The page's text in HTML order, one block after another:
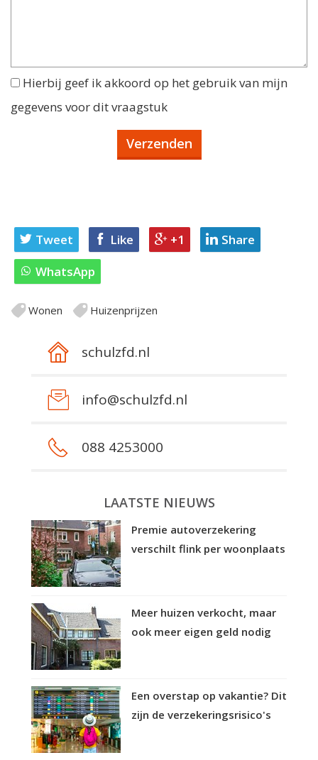
Hierbij geef ik akkoord op het gebruik van mijn
gegevens voor dit vraagstuk
Tweet Like +1
Share
WhatsApp
Wonen Huizenprijzen
schulzfd.nl
info@schulzfd.nl
088 4253000
LAATSTE NIEUWS
Premie autoverzekering
verschilt flink per woonplaats
Meer huizen verkocht, maar
ook meer eigen geld nodig
Een overstap op vakantie? Dit
zijn de verzekeringsrisico's